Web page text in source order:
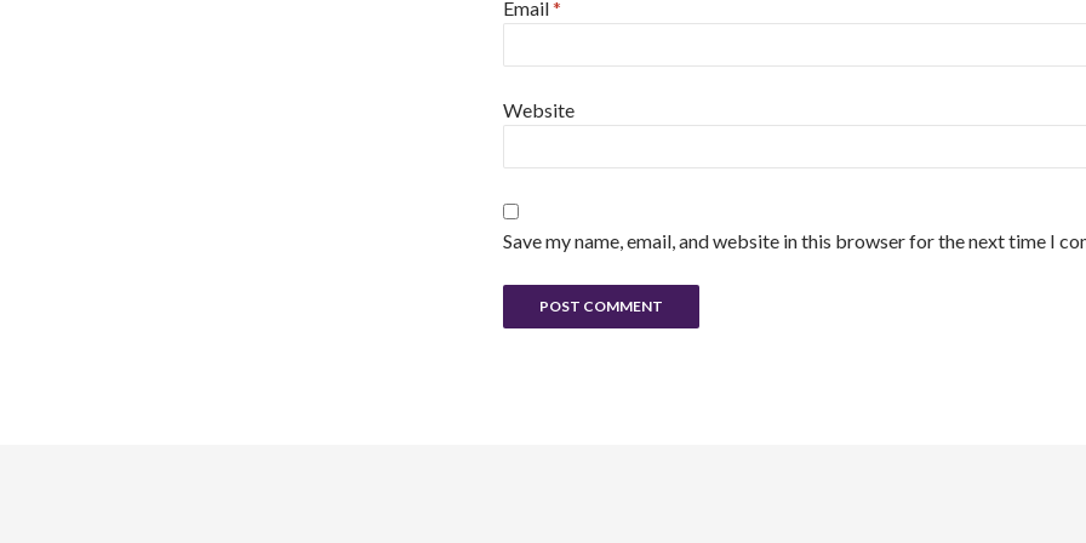
Email*
Website
Save my name, email, and website in this browser for the next time I